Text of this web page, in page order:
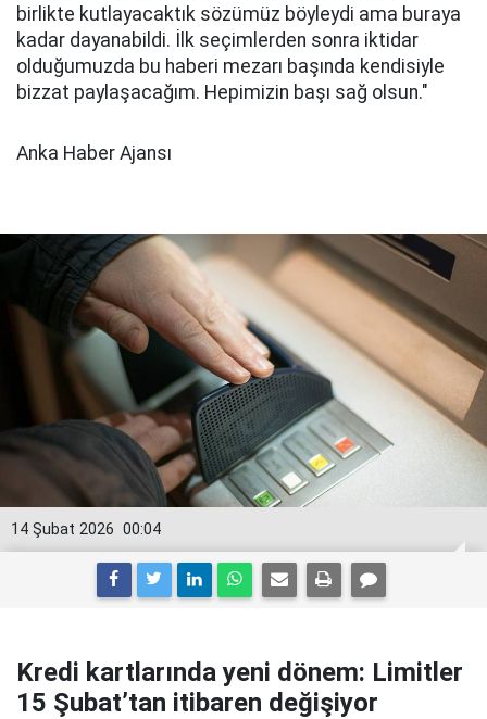
birlikte kutlayacaktık sözümüz böyleydi ama buraya
kadar dayanabildi. İlk seçimlerden sonra iktidar
olduğumuzda bu haberi mezarı başında kendisiyle
bizzat paylaşacağım. Hepimizin başı sağ olsun."
Anka Haber Ajansı
00:04
14 Şubat 2026
Kredi kartlarında yeni dönem: Limitler
15 Şubat’tan itibaren değişiyor